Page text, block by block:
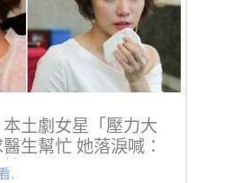
土劇女星「壓力大
生幫忙 她落淚喊：
」
.